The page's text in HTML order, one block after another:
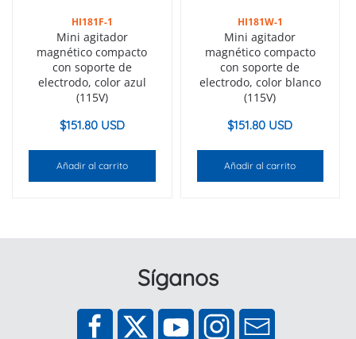
HI181F-1
Mini agitador
magnético compacto
con soporte de
electrodo, color azul
(115V)
$151.80 USD
Añadir al carrito
HI181W-1
Mini agitador
magnético compacto
con soporte de
electrodo, color blanco
(115V)
$151.80 USD
Añadir al carrito
Síganos